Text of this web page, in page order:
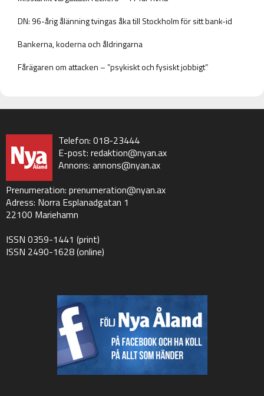
DN: 96-årig ålänning tvingas åka till Stockholm för sitt bank-id
Bankerna, koderna och åldringarna
Fårägaren om attacken – ”psykiskt och fysiskt jobbigt”
Telefon: 018-23444
E-post: redaktion@nyan.ax
Annons: annons@nyan.ax
Prenumeration: prenumeration@nyan.ax
Adress: Norra Esplanadgatan 1
22100 Mariehamn
ISSN 0359-1441 (print)
ISSN 2490-1628 (online)